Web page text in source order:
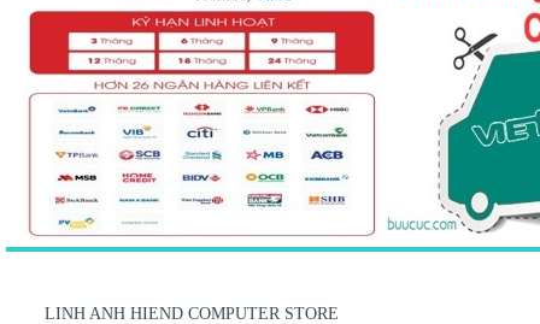
LINH ANH HIEND COMPUTER STORE